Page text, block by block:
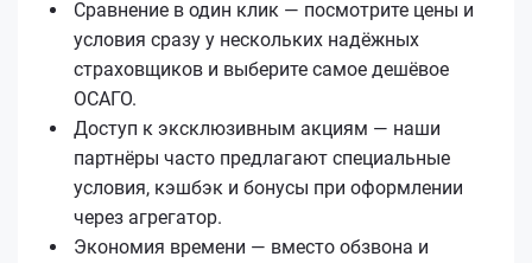
Сравнение в один клик — посмотрите цены и
условия сразу у нескольких надёжных
страховщиков и выберите самое дешёвое
ОСАГО.
Доступ к эксклюзивным акциям — наши
партнёры часто предлагают специальные
условия, кэшбэк и бонусы при оформлении
через агрегатор.
Экономия времени — вместо обзвона и